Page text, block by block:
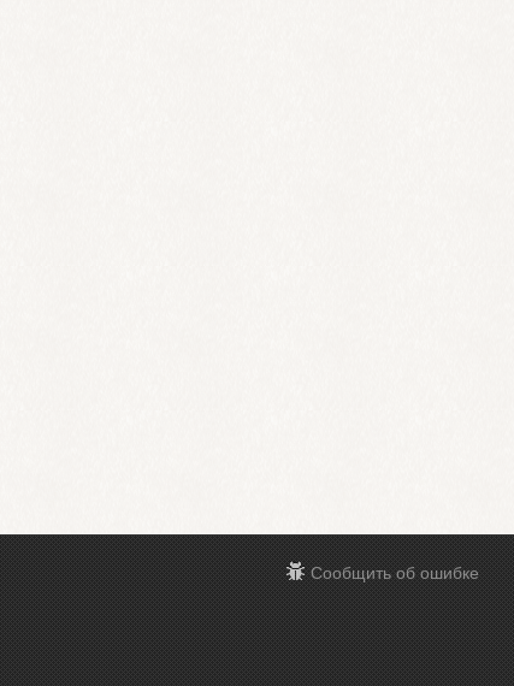
Сообщить об ошибке